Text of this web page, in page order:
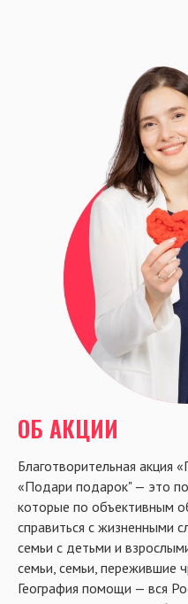
ОБ АКЦИИ
Благотворительная акция
«Подари подарок" — это
которые по объективным
справиться с жизненными
семьи с детьми и
семьи, семьи, пережившие
География помощи — вся